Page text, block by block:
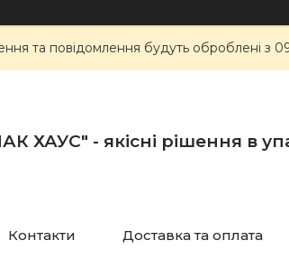
та повідомлення будуть оброблені з
ХАУС" - якісні рішення в
Контакти Доставка та оплата